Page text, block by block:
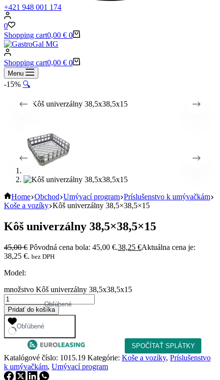
+421 948 001 174
0
Shopping cart0,00 € 0
Shopping cart0,00 € 0
Menu
-15% 🔍
Home Obchod Umývací program Príslušenstvo k umývačkám
Koše a vozíky Kôš univerzálny 38,5×38,5×15
Kôš univerzálny 38,5×38,5×15
45,00€ Pôvodná cena bola: 45,00 €.38,25 €Aktuálna cena je:
38,25 €. bez DPH
Model:
množstvo Kôš univerzálny 38,5x38,5x15
Pridať do košíka
Obľúbené
Obľúbené
Katalógové číslo: 1015.19 Kategórie: Koše a vozíky, Príslušenstvo
k umývačkám, Umývací program